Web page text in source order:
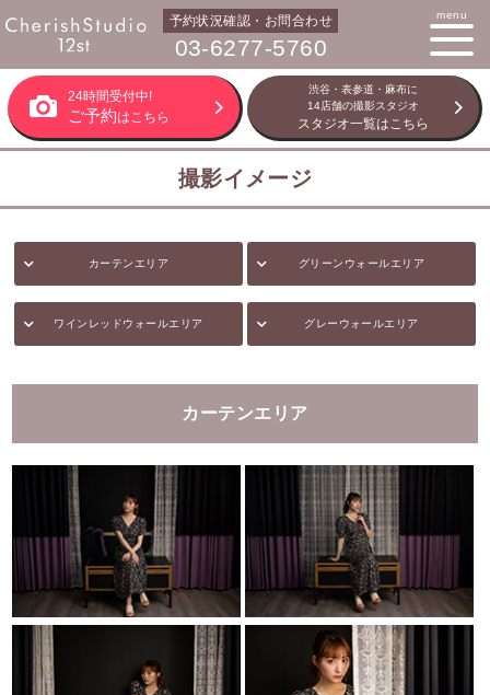
予約状況確認・お問合わせ
03-6277-5760
menu
24時間受付中!
ご予約はこちら
渋谷・表参道・麻布に
14店舗の撮影スタジオ
スタジオ一覧はこちら
撮影イメージ
カーテンエリア グリーンウォールエリア
ワインレッドウォールエリア グレーウォールエリア
カーテンエリア